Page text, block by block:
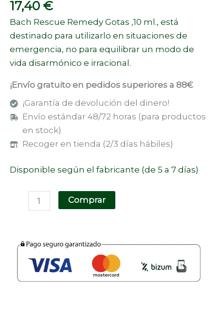
17,40 €
Bach Rescue Remedy Gotas ,10 ml., está
destinado para utilizarlo en situaciones de
emergencia, no para equilibrar un modo de
vida disarmónico e irracional.
¡Envío gratuito en pedidos superiores a 88€
¡Garantía de devolución del dinero!
Envío estándar 48/72 horas (para productos
en stock)
Recoger en tienda (2/3 días hábiles)
Disponible según el fabricante (de 5 a 7 días)
Comprar